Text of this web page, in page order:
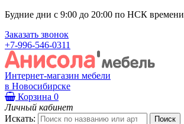
Будние дни с 9:00 до 20:00 по НСК времени
Заказать звонок
+7-996-546-0311
Интернет-магазин мебели
в Новосибирске
Корзина 0
Личный кабинет
Искать: